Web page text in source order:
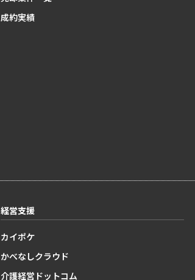
成約実績
経営支援
カイポケ
かべなしクラウド
介護経営ドットコム